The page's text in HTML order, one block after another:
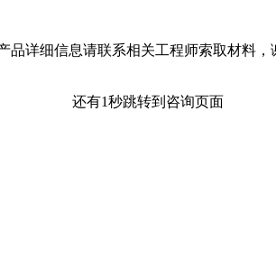
品详细信息请联系相关工程师索取材料，
还有1秒跳转到咨询页面